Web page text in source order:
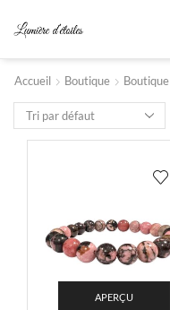
Accueil Boutique Boutique
APERÇU